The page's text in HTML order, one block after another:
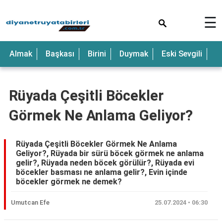
Anne
Bebek
Beyaz
Deniz
Düğün
☰
Almak Başkası Birini Duymak Eski Sevgili
Rüyada Çeşitli Böcekler
Görmek Ne Anlama Geliyor?
Rüyada Çeşitli Böcekler Görmek Ne Anlama
Geliyor?, Rüyada bir sürü böcek görmek ne anlama
gelir?, Rüyada neden böcek görülür?, Rüyada evi
böcekler basması ne anlama gelir?, Evin içinde
böcekler görmek ne demek?
Umutcan Efe 25.07.2024 • 06:30